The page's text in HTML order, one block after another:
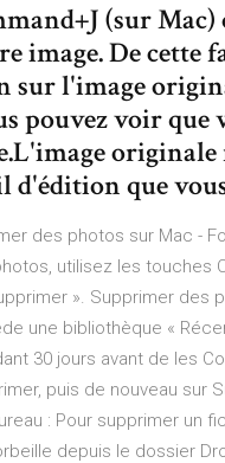
(sur
image. De cette
l'image
pouvez voir que
d'édition que
des photos sur Mac -
utilisez les touches
». Supprimer des
une bibliothèque «
30 jours avant de les
puis de nouveau sur
: Pour supprimer un
depuis le dossier